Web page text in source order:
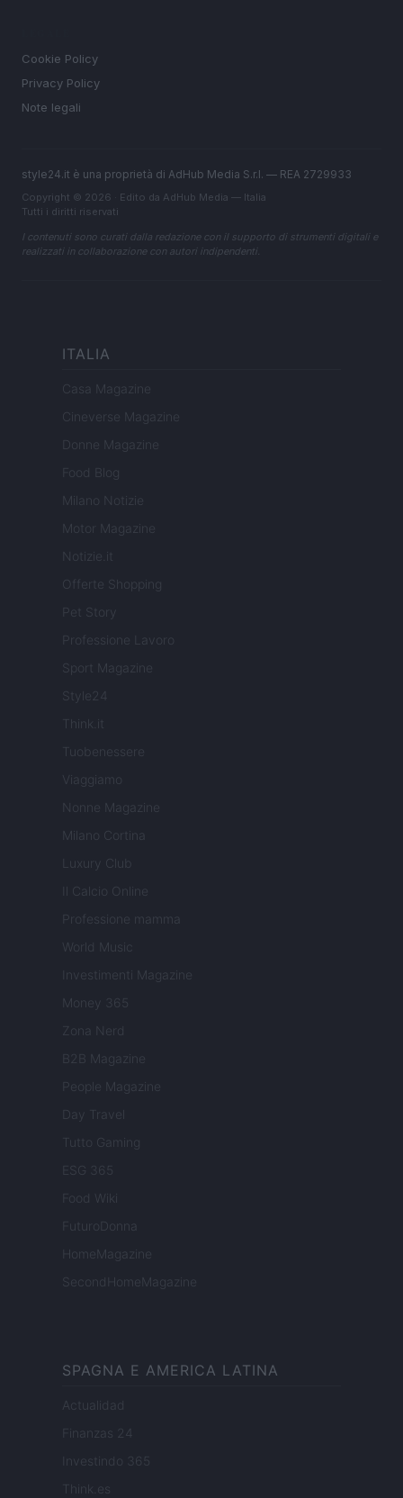
Cookie Policy
Privacy Policy
Note legali
style24.it è una proprietà di AdHub Media S.r.l. — REA 2729933
Copyright © 2026 · Edito da AdHub Media — Italia
Tutti i diritti riservati
I contenuti sono curati dalla redazione con il supporto di strumenti digitali e
realizzati in collaborazione con autori indipendenti.
ITALIA
Casa Magazine
Cineverse Magazine
Donne Magazine
Food Blog
Milano Notizie
Motor Magazine
Notizie.it
Offerte Shopping
Pet Story
Professione Lavoro
Sport Magazine
Style24
Think.it
Tuobenessere
Viaggiamo
Nonne Magazine
Milano Cortina
Luxury Club
Il Calcio Online
Professione mamma
World Music
Investimenti Magazine
Money 365
Zona Nerd
B2B Magazine
People Magazine
Day Travel
Tutto Gaming
ESG 365
Food Wiki
FuturoDonna
HomeMagazine
SecondHomeMagazine
SPAGNA E AMERICA LATINA
Actualidad
Finanzas 24
Investindo 365
Think.es